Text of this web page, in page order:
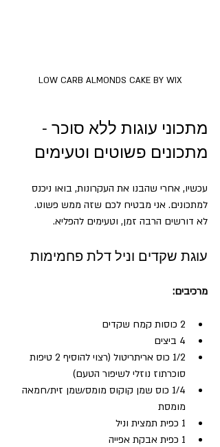
LOW CARB ALMONDS CAKE BY WIX
מתכוני עוגות ללא סוכר -
מתכונים פשוטים וטעימים
עכשיו, אחרי שהבנו את העקרונות, בואו ניכנס
למתכונים. אני מבטיח לכם שזה ממש פשוט.
לא דורשים הרבה זמן, וטעימים להפליא.
עוגת שקדים וניל דלת פחמימות
מרכיבים:
2 כוסות קמח שקדים
4 ביצים
1/2 כוס אריתריטול (רצוי להוסיף 2 טיפות
סוכרתוז נוזלי לשיפור הטעם)
1/4 כוס שמן קוקוס מומס/שמן זית/חמאה
מומסת
1 כפית תמצית וניל
1 כפית אבקת אפייה